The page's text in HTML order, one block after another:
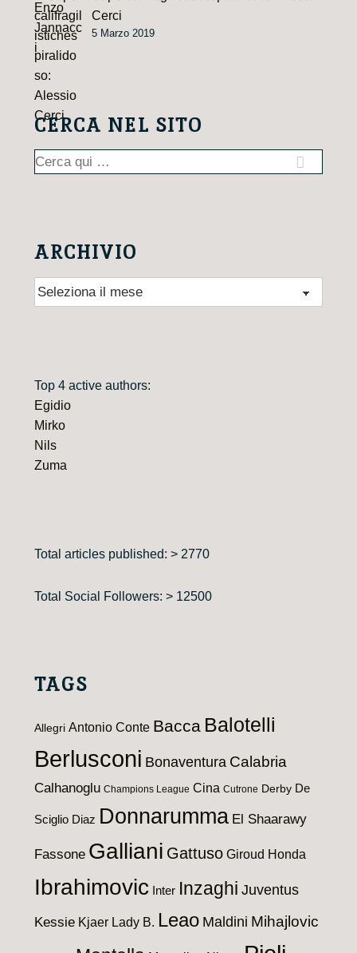
Cerci
5 Marzo 2019
CERCA NEL SITO
Cerca:
ARCHIVIO
Archivio
Top 4 active authors:
Egidio
Mirko
Nils
Zuma
Total articles published: > 2770
Total Social Followers: > 12500
TAGS
Allegri Antonio Conte Bacca Balotelli
Berlusconi Bonaventura Calabria
Calhanoglu Champions League Cina Cutrone Derby De
Sciglio Diaz Donnarumma El Shaarawy
Fassone Galliani Gattuso Giroud Honda
Ibrahimovic Inter Inzaghi Juventus
Kessie Kjaer Lady B. Leao Maldini Mihajlovic